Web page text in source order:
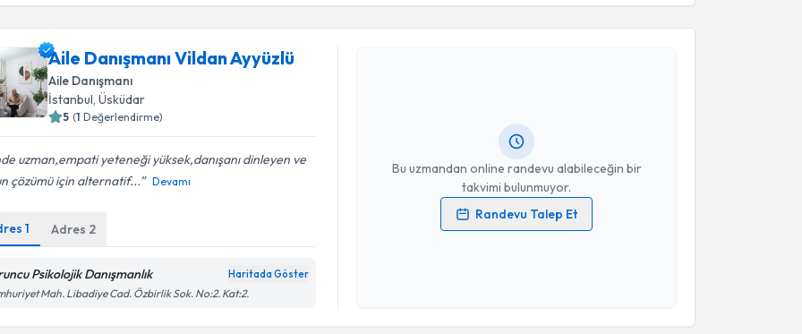
Aile Danışmanı Vildan Ayyüzlü
Aile Danışmanı
İstanbul , Üsküdar
5 (1 Değerlendirme)
uzman,empati yeteneği yüksek,danışanı dinleyen ve
çözümü için alternatif...
Devamı
1 Adres 2
Psikolojik Danışmanlık Haritada Göster
Mah. Libadiye Cad. Özbirlik Sok. No:2. Kat:2.
Bu uzmandan online randevu alabileceğin bir
takvimi bulunmuyor.
Randevu Talep Et
Kişisel verilerimin işlenmesine ilişkinAydınlatma Metni
Takvim Talebini Gönder
Randevu Takvimi Talebi